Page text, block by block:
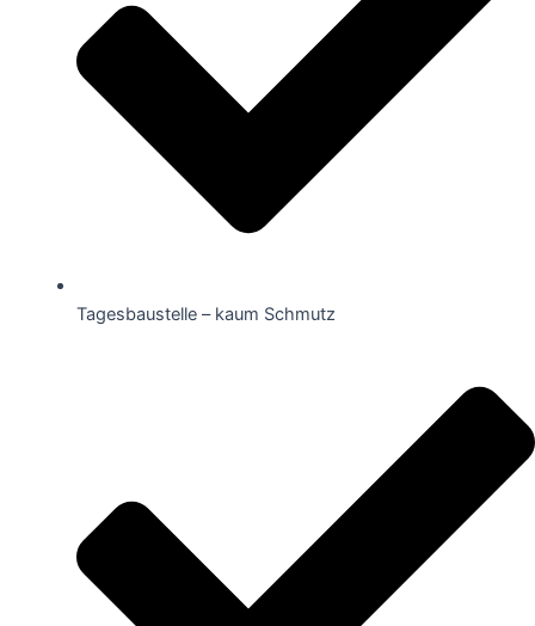
Tagesbaustelle – kaum Schmutz